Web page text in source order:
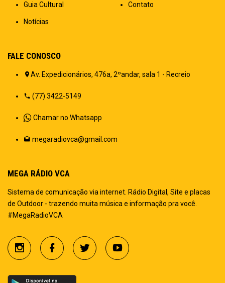
Guia Cultural
Notícias
Contato
FALE CONOSCO
Av. Expedicionários, 476a, 2ºandar, sala 1 - Recreio
(77) 3422-5149
Chamar no Whatsapp
megaradiovca@gmail.com
MEGA RÁDIO VCA
Sistema de comunicação via internet. Rádio Digital, Site e placas
de Outdoor - trazendo muita música e informação pra você.
#MegaRadioVCA